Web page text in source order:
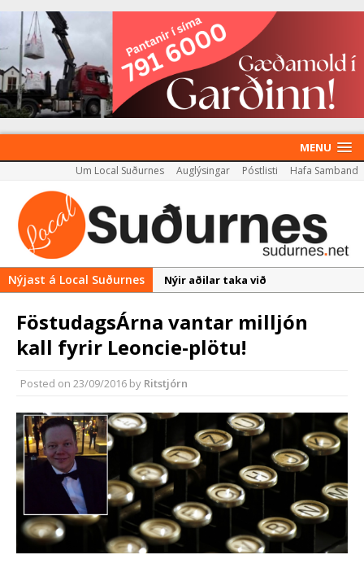
MENU
Um Local Suðurnes Auglýsingar Póstlisti Hafa Samband
Nýjast á Local Suðurnes
Nýir aðilar taka við
Reykjanesbæ
Rekstur HS Orku gekk vel á
Erlend fyrirtæki vilja í Græna
iðngarðinn
FöstudagsÁrna vantar milljón
kall fyrir Leoncie-plötu!
Posted on 23/09/2016 by Ritstjórn